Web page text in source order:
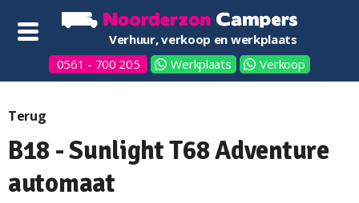
Verhuur, verkoop en werkplaats
0561 - 700 205
Werkplaats Verkoop
Terug
B18 - Sunlight T68 Adventure
automaat